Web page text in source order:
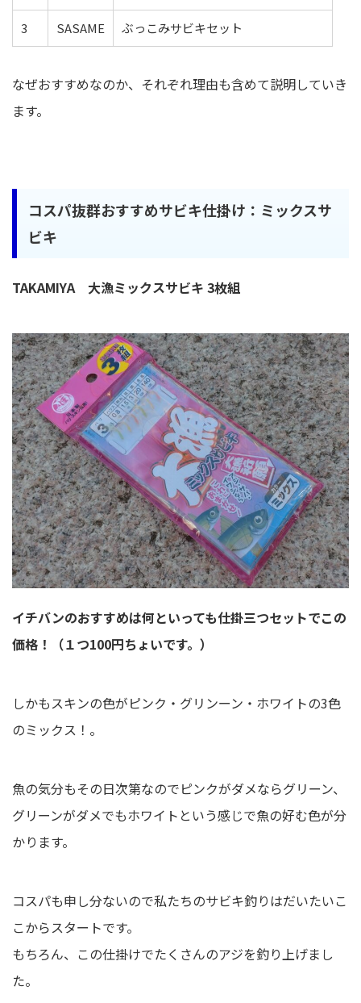
3 SASAME ぶっこみサビキセット
なぜおすすめなのか、それぞれ理由も含めて説明していき
ます。
コスパ抜群おすすめサビキ仕掛け：ミックスサ
ビキ
TAKAMIYA 大漁ミックスサビキ 3枚組
イチバンのおすすめは何といっても仕掛三つセットでこの
価格！（１つ100円ちょいです。）
しかもスキンの色がピンク・グリンーン・ホワイトの3色
のミックス！。
魚の気分もその日次第なのでピンクがダメならグリーン、
グリーンがダメでもホワイトという感じで魚の好む色が分
かります。
コスパも申し分ないので私たちのサビキ釣りはだいたいこ
こからスタートです。
もちろん、この仕掛けでたくさんのアジを釣り上げまし
た。